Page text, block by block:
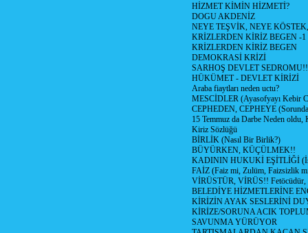
HİZMET KİMİN HİZMETİ?
DOGU AKDENİZ
NEYE TEŞVİK, NEYE
KRİZLERDEN KİRİZ BEGEN -1
KRİZLERDEN KİRİZ BEGEN
DEMOKRASİ KRİZİ
SARHOŞ DEVLET SEDROMU!!
HÜKÜMET - DEVLET KİRİZİ
Araba fiaytları neden uctu?
MESCİDLER (Ayasofyayı Kebir
CEPHEDEN, CEPHEYE
15 Temmuz da Darbe Neden oldu,
Kiriz Sözlüğü
BİRLİK (Nasıl Bir Birlik?)
BÜYÜRKEN, KÜÇÜLMEK!!
KADININ HUKUKİ EŞİTLİĞİ
FAİZ (Faiz mi, Zulüm, Faizsizlik
VİRÜSTÜR, VİRÜS!! Fetöcüdür,
BELEDİYE HİZMETLERİNE
KİRİZİN AYAK SESLERİNİ
KİRİZE/SORUNA ACIK
SAVUNMA YÜRÜYOR